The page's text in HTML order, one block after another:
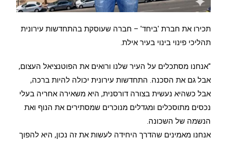
תכירו את חברת 'ביחד' – חברה שעוסקת בהתחדשות עירונית
תהליכי פינוי בינוי בעיר אילת.
"אנחנו מסתכלים על העיר שלנו ורואים את הפוטנציאל העצום,
אבל גם את הסכנה. התחדשות עירונית יכולה להיות ברכה,
אבל כשהיא נעשית בצורה דורסנית, היא משאירה אחריה בעלי
נכסים מתוסכלים ומגדלים מנוכרים שמסתירים את הנוף ואת
הנשמה של השכונה.
אנחנו מאמינים שהדרך היחידה לעשות את זה נכון, היא להפוך